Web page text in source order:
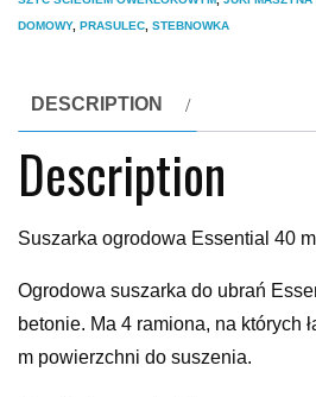
DOMOWY, PRASULEC STEBNOWKA
DESCRIPTION
Description
Suszarka ogrodowa Essential 40
Ogrodowa suszarka do ubrań
betonie. Ma 4 ramiona, na których
m powierzchni do suszenia.